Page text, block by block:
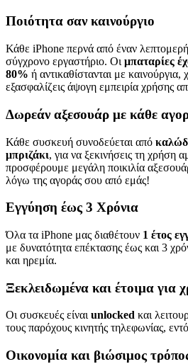
Ποιότητα σαν καινούργιο
Κάθε iPhone περνά από έναν λεπτομερή
σύγχρονο εργαστήριο. Οι μπαταρίες
80% ή αντικαθίστανται με
εξασφαλίζεις άψογη εμπειρία χρήσης
Δωρεάν αξεσουάρ με κάθε
Κάθε συσκευή συνοδεύεται από
μπριζάκι, για να ξεκινήσεις τη χρήση
προσφέρουμε μεγάλη ποικιλία
λόγω της αγοράς σου από εμάς!
Εγγύηση έως 3 Χρόνια
Όλα τα iPhone μας διαθέτουν 1 έτος
με δυνατότητα επέκτασης έως και 3
και ηρεμία.
Ξεκλειδωμένα και έτοιμα για
Οι συσκευές είναι unlocked και
τους παρόχους κινητής τηλεφωνίας,
Οικονομία και βιώσιμος